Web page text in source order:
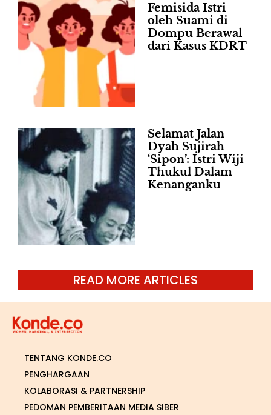
Femisida Istri
oleh Suami di
Dompu Berawal
dari Kasus KDRT
Selamat Jalan
Dyah Sujirah
‘Sipon’: Istri Wiji
Thukul Dalam
Kenanganku
READ MORE ARTICLES
TENTANG KONDE.CO
PENGHARGAAN
KOLABORASI & PARTNERSHIP
PEDOMAN PEMBERITAAN MEDIA SIBER